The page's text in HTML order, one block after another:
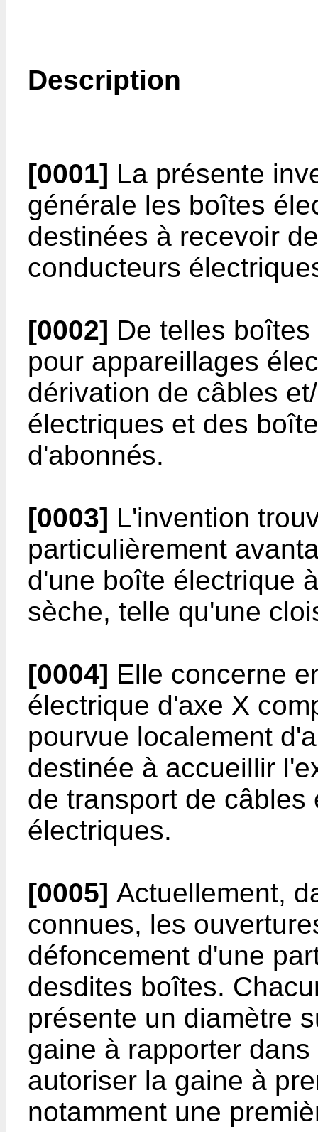
Description
[0001] La présente
générale les boîtes
destinées à recevoir
conducteurs
[0002] De telles
pour appareillages
dérivation de câbles
électriques et des
d'abonnés.
[0003] L'invention
particulièrement
d'une boîte électrique
sèche, telle qu'une
[0004] Elle concerne
électrique d'axe X
pourvue localement
destinée à accueillir
de transport de
électriques.
[0005] Actuellement,
connues, les
défoncement d'une
desdites boîtes.
présente un diamètre
gaine à rapporter
autoriser la gaine à
notamment une